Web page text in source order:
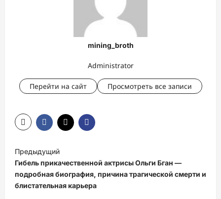
mining_broth
Administrator
Перейти на сайт Просмотреть все записи
а
в
и
Предыдущий
Гибель прикачественной актрисы Ольги Бган —
подробная биография, причина трагической смерти и
блистательная карьера